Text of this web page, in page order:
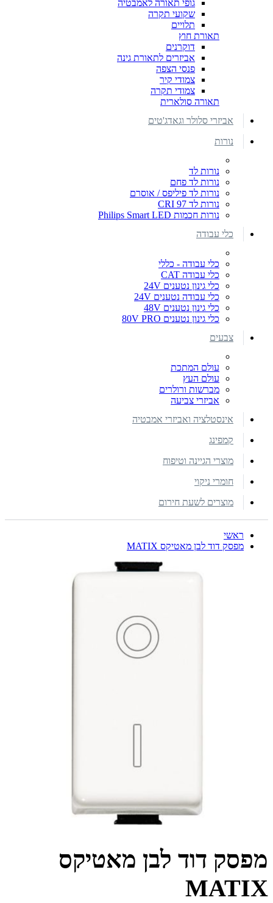
גופי תאורה לאמבטיה
שקועי תקרה
תלויים
תאורת חוץ
דוקרנים
אביזרים לתאורת גינה
פנסי הצפה
צמודי קיר
צמודי תקרה
תאורה סולארית
אביזרי סלולר וגאדג'טים
נורות
נורות לד
נורות לד פחם
נורות לד פיליפס / אוסרם
נורות לד CRI 97
נורות חכמות Philips Smart LED
כלי עבודה
כלי עבודה - כללי
כלי עבודה CAT
כלי גינון נטענים 24V
כלי עבודה נטענים 24V
כלי גינון נטענים 48V
כלי גינון נטענים 80V PRO
צבעים
עולם המתכת
עולם העץ
מברשות ורולרים
אביזרי צביעה
אינסטלציה ואביזרי אמבטיה
קמפינג
מוצרי הגיינה וטיפוח
חומרי ניקוי
מוצרים לשעת חירום
ראשי
מפסק דוד לבן מאטיקס MATIX
מפסק דוד לבן מאטיקס
MATIX